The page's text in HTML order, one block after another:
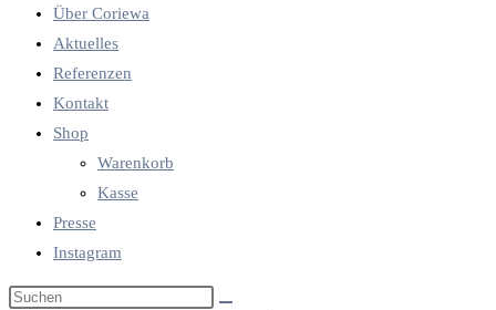
Über Coriewa
Aktuelles
Referenzen
Kontakt
Shop
Warenkorb
Kasse
Presse
Instagram
Diese